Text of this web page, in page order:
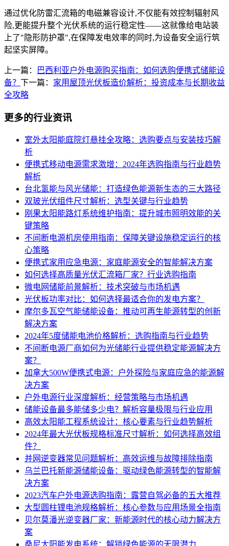
通过优化防雷汇流箱的电磁兼容设计,不仅能有效控制辐射风
险,更能提升整个光伏系统的运行稳定性——这就像给电站装
上了"隐形防护罩",在保障发电效率的同时,为设备安全运行筑
起坚实屏障。
上一篇：
巴西利亚户外电源购买指南：如何选购便携式储能设
备？ 下一篇： 家用屋顶光伏板造价解析：投资成本与长期收益
全攻略
更多的行业资讯
室外太阳能庭院灯悬挂全攻略：选购要点与安装技巧解
析
便携式移动电源需求激增：2024年选购指南与行业趋势
解析
台北氢能与风光储能：打造绿色能源新生态的三大路径
双玻光伏组件尺寸解析：选型关键与行业趋势
刚果太阳能路灯系统维护指南：提升城市照明效能的关
键策略
不间断电源机房使用指南：保障关键设施稳定运行的核
心策略
便携式家用应急电源：家庭能源安全的智能解决方案
如何选择高质量光伏汇流箱厂家？行业选购指南
微电网储能前景解析：技术突破与市场机遇
光伏板功率对比：如何选择最适合你的发电方案？
摩尔多瓦空气能储能设备：推动可再生能源转型的创新
解决方案
2024年5度储能电池价格解析：选购指南与行业趋势
不间断电源厂商如何为光储能行业提供稳定能源解决方
案？
加拿大500W便携式电源：户外探险与家庭应急的能源解
决方案
户外电源行业深度解析：经营策略与市场机遇
储能设备最多能储多少电？解析容量极限与行业应用
高效太阳能工程系统设计：核心要素与行业趋势解析
2024年最大光伏板规格标准尺寸解析：如何选择高效组
件？
并网逆变器常见问题解析：高效运维与故障排除指南
乌兰巴托新能源储能设备：驱动绿色能源转型的智能解
决方案
2023汽车户外电源选购指南：露营自驾必备的五大推荐
大型圆柱锂电池规格解析：核心参数与应用场景全指南
贝尔莫潘光逆变器厂家：新能源时代的核心动力解决方
案